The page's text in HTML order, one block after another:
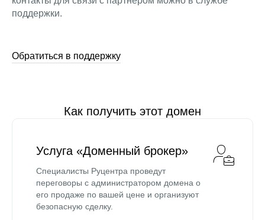
поддержки.
Обратиться в поддержку
Как получить этот домен
Услуга «Доменный брокер»
Специалисты Руцентра проведут
переговоры с администратором домена о
его продаже по вашей цене и организуют
безопасную сделку.